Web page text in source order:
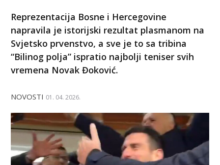
Reprezentacija Bosne i Hercegovine
napravila je istorijski rezultat plasmanom na
Svjetsko prvenstvo, a sve je to sa tribina
“Bilinog polja” ispratio najbolji teniser svih
vremena Novak Đoković.
NOVOSTI 01. 04. 2026.